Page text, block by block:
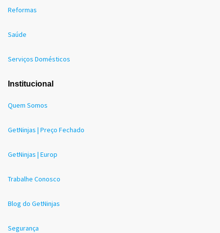
Reformas
Saúde
Serviços Domésticos
Institucional
Quem Somos
GetNinjas | Preço Fechado
GetNinjas | Europ
Trabalhe Conosco
Blog do GetNinjas
Segurança